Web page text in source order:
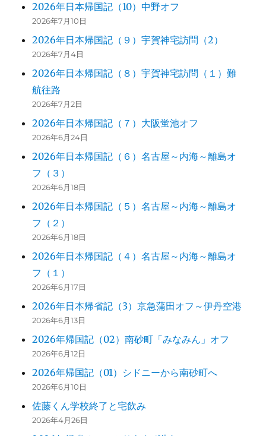
2026年日本帰国記（10）中野オフ
2026年7月10日
2026年日本帰国記（９）宇賀神宅訪問（2）
2026年7月4日
2026年日本帰国記（８）宇賀神宅訪問（１）難
航往路
2026年7月2日
2026年日本帰国記（７）大阪蛍池オフ
2026年6月24日
2026年日本帰国記（６）名古屋～内海～離島オ
フ（３）
2026年6月18日
2026年日本帰国記（５）名古屋～内海～離島オ
フ（２）
2026年6月18日
2026年日本帰国記（４）名古屋～内海～離島オ
フ（１）
2026年6月17日
2026年日本帰省記（3）京急蒲田オフ～伊丹空港
2026年6月13日
2026年帰国記（02）南砂町「みなみん」オフ
2026年6月12日
2026年帰国記（01）シドニーから南砂町へ
2026年6月10日
佐藤くん学校終了と宅飲み
2026年4月26日